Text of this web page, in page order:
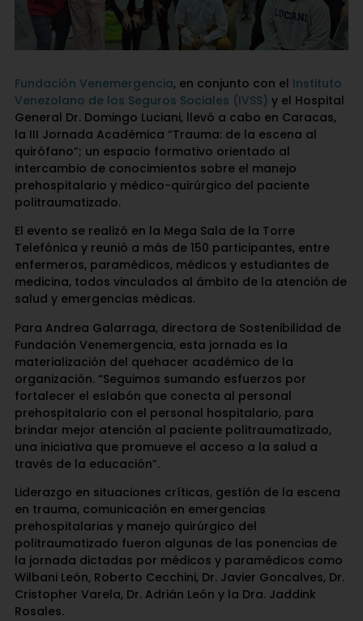
Fundación Venemergencia, en conjunto con el Instituto
Venezolano de los Seguros Sociales (IVSS) y el Hospital
General Dr. Domingo Luciani, llevó a cabo en Caracas,
la III Jornada Académica “Trauma: de la escena al
quirófano”; un espacio formativo orientado al
intercambio de conocimientos sobre el manejo
prehospitalario y médico-quirúrgico del paciente
politraumatizado.
El evento se realizó en la Mega Sala de la Torre
Telefónica y reunió a más de 150 participantes, entre
enfermeros, paramédicos, médicos y estudiantes de
medicina, todos vinculados al ámbito de la atención de
salud y emergencias médicas.
Para Andrea Galarraga, directora de Sostenibilidad de
Fundación Venemergencia, esta jornada es la
materialización del quehacer académico de la
organización. “Seguimos sumando esfuerzos por
fortalecer el eslabón que conecta al personal
prehospitalario con el personal hospitalario, para
brindar mejor atención al paciente politraumatizado,
una iniciativa que promueve el acceso a la salud a
través de la educación”.
Liderazgo en situaciones críticas, gestión de la escena
en trauma, comunicación en emergencias
prehospitalarias y manejo quirúrgico del
politraumatizado fueron algunas de las ponencias de
la jornada dictadas por médicos y paramédicos como
Wilbani León, Roberto Cecchini, Dr. Javier Goncalves, Dr.
Cristopher Varela, Dr. Adrián León y la Dra. Jaddink
Rosales.